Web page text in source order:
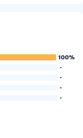
100%
-
-
-
-